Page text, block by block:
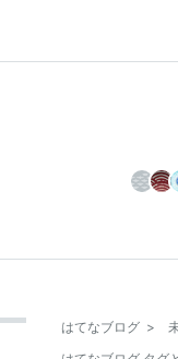
はてなブログ >